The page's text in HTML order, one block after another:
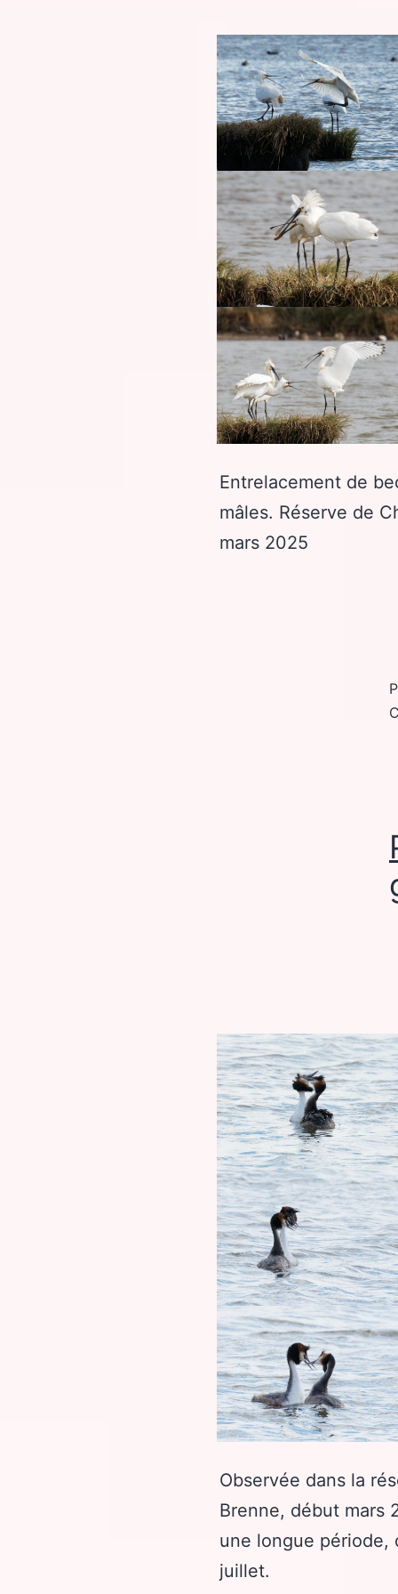
Entrelacement de
mâles. Réserve de
mars 2025
Observée dans la
Brenne, début mars
une longue période,
juillet.